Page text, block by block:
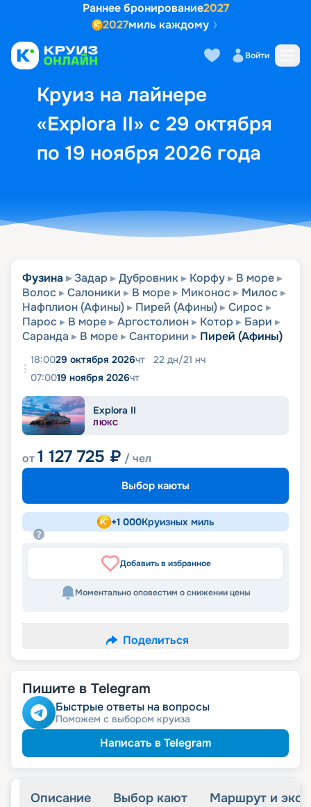
Раннее бронирование2027
2027миль каждому
Войти
Круиз на лайнере
«Explora II» с 29 октября
по 19 ноября 2026 года
Выбор кают Маршрут и
Фузина Задар Дубровник Корфу
В море
Волос
Салоники В море Миконос
Милос
Нафплион (Афины)
Пирей (Афины)
Сирос
Парос
В море Аргостолион Котор
Бари
Саранда
В море Санторини Пирей (Афины)
18:0029 октября 2026чт 22 дн/21 нч
07:0019 ноября 2026чт
Explora II
ЛЮКС
от1 127 725 ₽ / чел
Выбор каюты
+1 000Круизных миль
Добавить в избранное
Моментально оповестим о снижении цены
Поделиться
Пишите в Telegram
Быстрые ответы на вопросы
Поможем с выбором круиза
Написать в Telegram
Описание Выбор кают Маршрут и